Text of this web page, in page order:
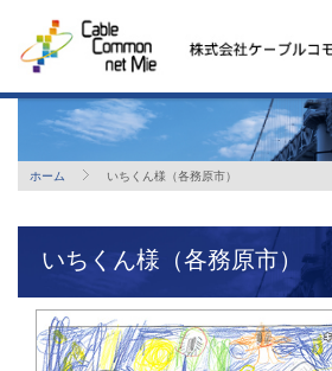
ホーム いちくん様（各務原市）
いちくん様（各務原市）